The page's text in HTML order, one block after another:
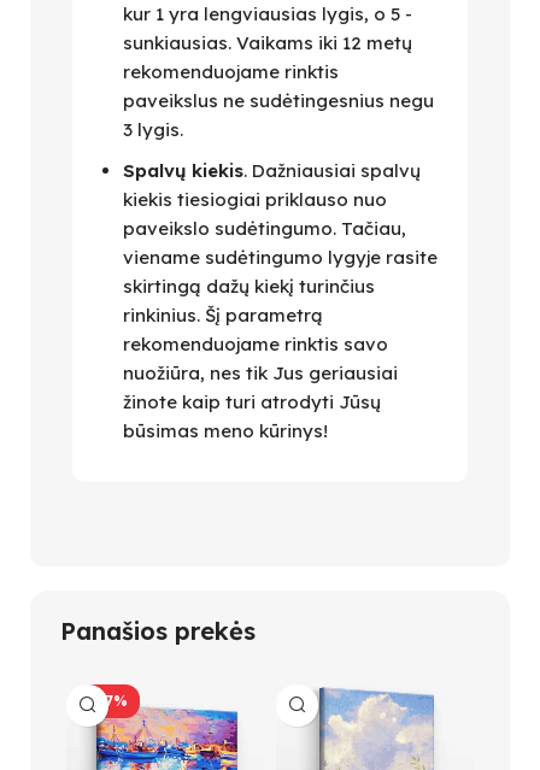
kur 1 yra lengviausias lygis, o 5 -
sunkiausias. Vaikams iki 12 metų
rekomenduojame rinktis
paveikslus ne sudėtingesnius negu
3 lygis.
Spalvų kiekis. Dažniausiai spalvų
kiekis tiesiogiai priklauso nuo
paveikslo sudėtingumo. Tačiau,
viename sudėtingumo lygyje rasite
skirtingą dažų kiekį turinčius
rinkinius. Šį parametrą
rekomenduojame rinktis savo
nuožiūra, nes tik Jus geriausiai
žinote kaip turi atrodyti Jūsų
būsimas meno kūrinys!
Panašios prekės
-47%